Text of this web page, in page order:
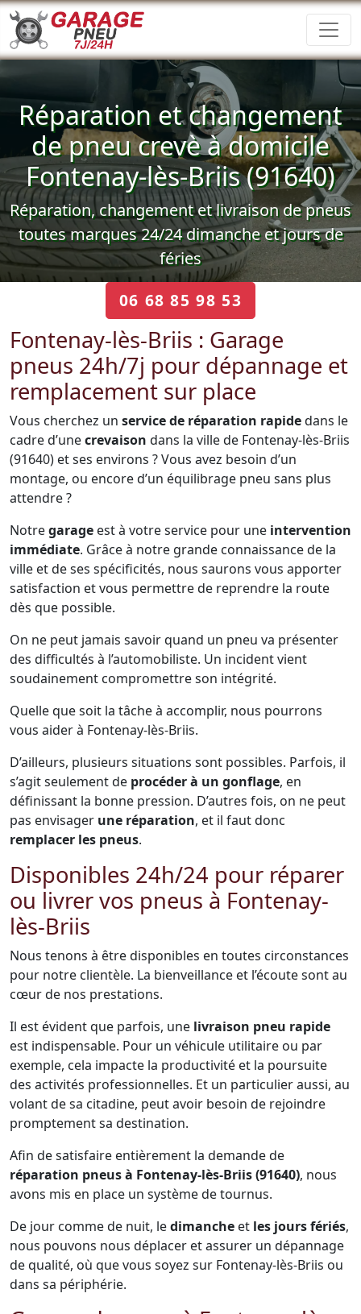
Réparation et changement
de pneu crevè à domicile
Fontenay-lès-Briis (91640)
Réparation, changement et livraison de pneus
toutes marques 24/24 dimanche et jours de
féries
06 68 85 98 53
Fontenay-lès-Briis : Garage
pneus 24h/7j pour dépannage et
remplacement sur place
Vous cherchez un service de réparation rapidedans le
cadre d’unecrevaison dans la ville de Fontenay-lès-Briis
(91640) et ses environs ? Vous avez besoin d’un
montage, ou encore d’un équilibrage pneu sans plus
attendre ?
Notregarage est à votre service pour une intervention
immédiate. Grâce à notre grande connaissance de la
ville et de ses spécificités, nous saurons vous apporter
satisfaction et vous permettre de reprendre la route
dès que possible.
On ne peut jamais savoir quand un pneu va présenter
des difficultés à l’automobiliste. Un incident vient
soudainement compromettre son intégrité.
Quelle que soit la tâche à accomplir, nous pourrons
vous aider à Fontenay-lès-Briis.
D’ailleurs, plusieurs situations sont possibles. Parfois, il
s’agit seulement de procéder à un gonflage, en
définissant la bonne pression. D’autres fois, on ne peut
pas envisager une réparation, et il faut donc
remplacer les pneus.
Disponibles 24h/24 pour réparer
ou livrer vos pneus à Fontenay-
lès-Briis
Nous tenons à être disponibles en toutes circonstances
pour notre clientèle. La bienveillance et l’écoute sont au
cœur de nos prestations.
Il est évident que parfois, une livraison pneu rapide
est indispensable. Pour un véhicule utilitaire ou par
exemple, cela impacte la productivité et la poursuite
des activités professionnelles. Et un particulier aussi, au
volant de sa citadine, peut avoir besoin de rejoindre
promptement sa destination.
Afin de satisfaire entièrement la demande de
réparation pneus à Fontenay-lès-Briis (91640), nous
avons mis en place un système de tournus.
De jour comme de nuit, ledimanche et les jours fériés,
nous pouvons nous déplacer et assurer un dépannage
de qualité, où que vous soyez sur Fontenay-lès-Briis ou
dans sa périphérie.